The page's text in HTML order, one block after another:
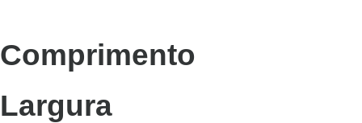
Comprimento
Largura